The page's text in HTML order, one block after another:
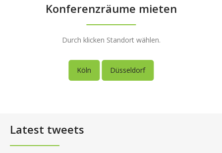
Konferenzräume mieten
Durch klicken Standort wählen.
Köln Düsseldorf
Latest tweets